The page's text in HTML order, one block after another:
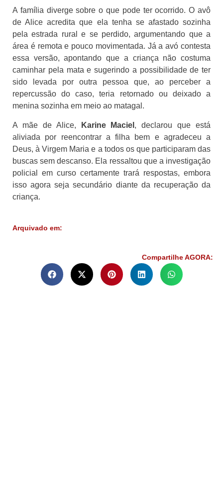
A família diverge sobre o que pode ter ocorrido. O avô
de Alice acredita que ela tenha se afastado sozinha
pela estrada rural e se perdido, argumentando que a
área é remota e pouco movimentada. Já a avó contesta
essa versão, apontando que a criança não costuma
caminhar pela mata e sugerindo a possibilidade de ter
sido levada por outra pessoa que, ao perceber a
repercussão do caso, teria retornado ou deixado a
menina sozinha em meio ao matagal.
A mãe de Alice, Karine Maciel , declarou que está
aliviada por reencontrar a filha bem e agradeceu a
Deus, à Virgem Maria e a todos os que participaram das
buscas sem descanso. Ela ressaltou que a investigação
policial em curso certamente trará respostas, embora
isso agora seja secundário diante da recuperação da
criança.
Arquivado em:
Compartilhe AGORA: